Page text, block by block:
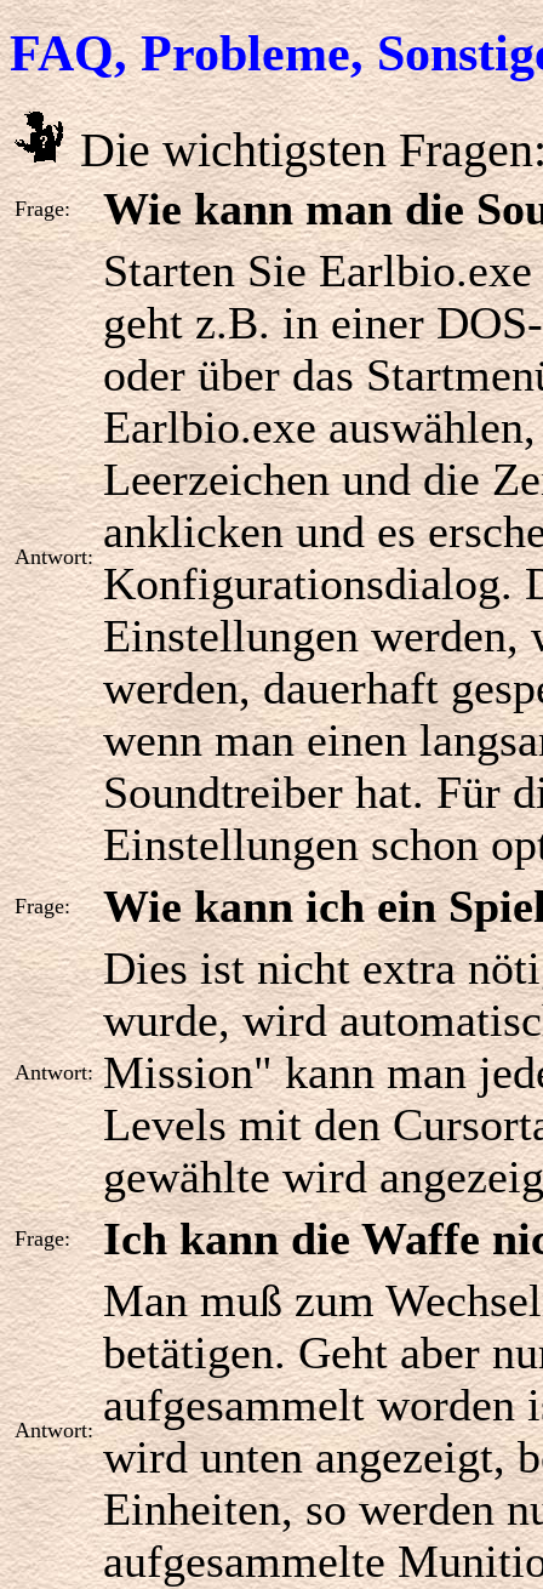
FAQ, Probleme,
Die wichtigsten
Frage: Wie kann man die
Antwort:
Starten Sie
geht z.B. in einer
oder über das
Earlbio.exe
Leerzeichen und die
anklicken und es
Konfigurationsdialog.
Einstellungen werden,
werden, dauerhaft
wenn man einen
Soundtreiber hat. Für
Einstellungen schon
Frage: Wie kann ich ein
Antwort:
Dies ist nicht extra
wurde, wird
Mission" kann man
Levels mit den
gewählte wird
Frage: Ich kann die Waffe
Antwort:
Man muß zum
betätigen. Geht aber
aufgesammelt
wird unten angezeigt,
Einheiten, so werden
aufgesammelte